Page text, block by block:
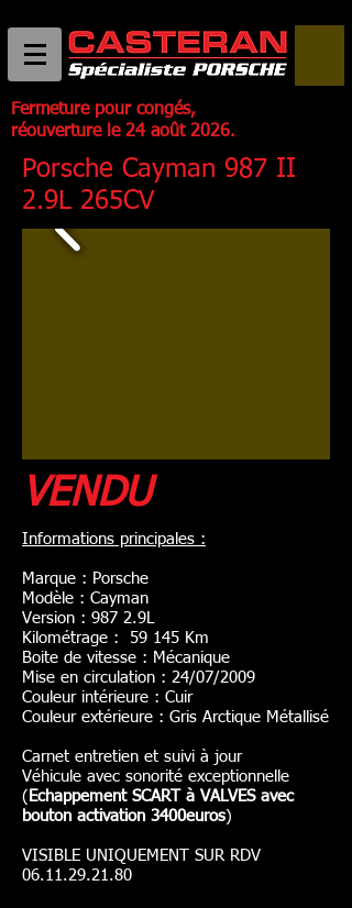
Fermeture pour congés,
réouverture le 24 août 2026.
Porsche Cayman 987 II
2.9L 265CV
VENDU
Informations principales :
Marque : Porsche
Modèle : Cayman
Version : 987 2.9L
Kilométrage : 59 145 Km
Boite de vitesse : Mécanique
Mise en circulation : 24/07/2009
Couleur intérieure : Cuir
Couleur extérieure : Gris Arctique Métallisé
Carnet entretien et suivi à jour
Véhicule avec sonorité exceptionnelle
( Echappement SCART à VALVES avec
bouton activation 3400euros)
VISIBLE UNIQUEMENT SUR RDV
06.11.29.21.80